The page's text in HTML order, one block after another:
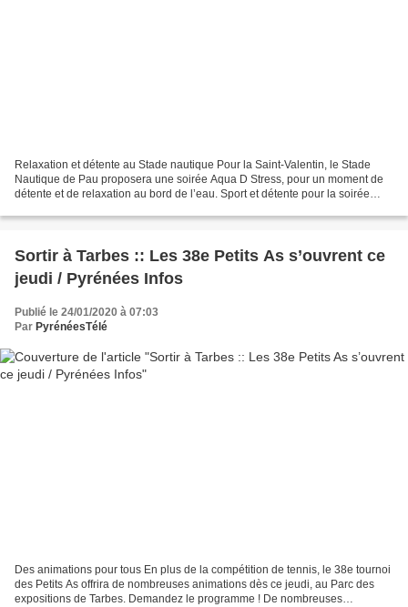
Relaxation et détente au Stade nautique Pour la Saint-Valentin, le Stade
Nautique de Pau proposera une soirée Aqua D Stress, pour un moment de
détente et de relaxation au bord de l’eau. Sport et détente pour la soirée
Sortir à Tarbes :: Les 38e Petits As s’ouvrent ce
jeudi / Pyrénées Infos
Publié le 24/01/2020 à 07:03
Par PyrénéesTélé
Des animations pour tous En plus de la compétition de tennis, le 38e tournoi
des Petits As offrira de nombreuses animations dès ce jeudi, au Parc des
expositions de Tarbes. Demandez le programme ! De nombreuses